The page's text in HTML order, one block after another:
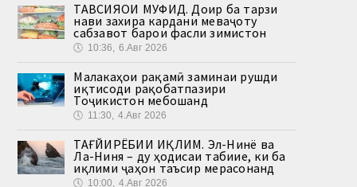
ТАВСИЯҲОИ МУФИД. Доир ба тарзи
нави захира кардани меваҷоту
сабзавот барои фасли зимистон
🕔 10:36, 6.Авг 2026
Малакаҳои рақамӣ заминаи рушди
иқтисоди рақобатпазири
Тоҷикистон мебошанд
🕔 11:30, 4.Авг 2026
ТАҒЙИРЁБИИ ИҚЛИМ. Эл-Нинё ва
Ла-Ниня – ду ҳодисаи табиие, ки ба
иқлими ҷаҳон таъсир мерасонанд
🕔 10:00, 4.Авг 2026